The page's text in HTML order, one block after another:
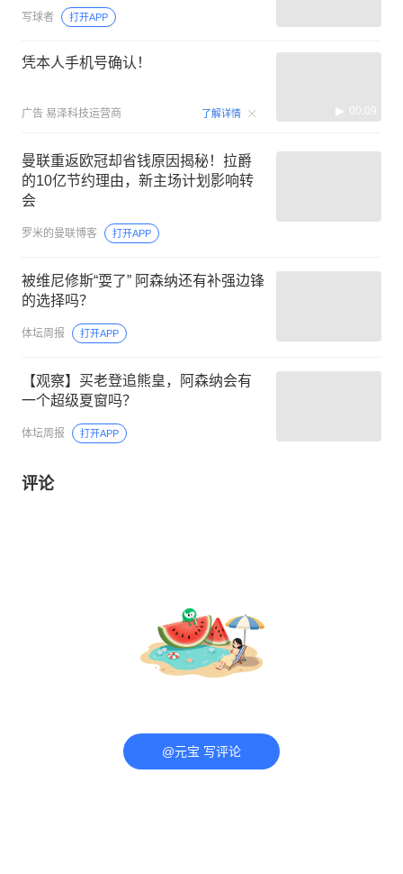
写球者 打开APP
凭本人手机号确认！
广告 易泽科技运营商 了解详情 00:09
曼联重返欧冠却省钱原因揭秘！拉爵
的10亿节约理由，新主场计划影响转
会
罗米的曼联博客 打开APP
被维尼修斯“耍了” 阿森纳还有补强边锋
的选择吗？
体坛周报 打开APP
【观察】买老登追熊皇，阿森纳会有
一个超级夏窗吗？
体坛周报 打开APP
评论
@元宝 写评论